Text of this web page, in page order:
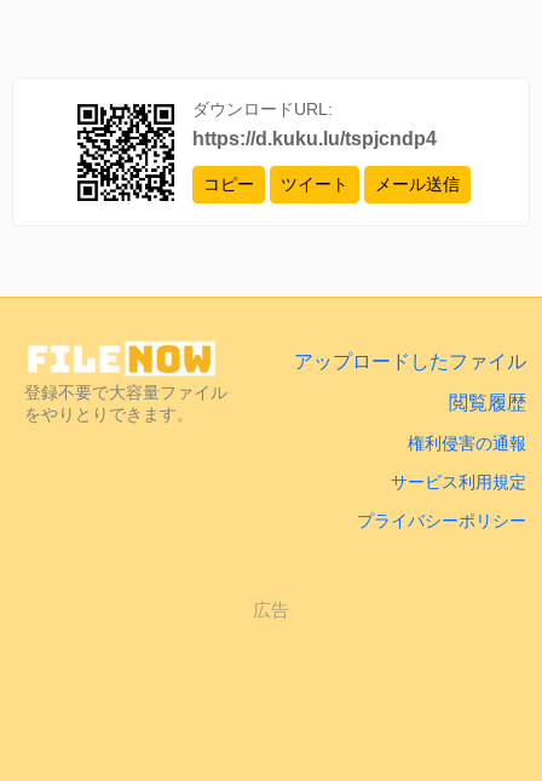
ダウンロードURL:
https://d.kuku.lu/tspjcndp4
コピー ツイート メール送信
登録不要で大容量ファイル
をやりとりできます。
アップロードしたファイル
閲覧履歴
権利侵害の通報
サービス利用規定
プライバシーポリシー
広告